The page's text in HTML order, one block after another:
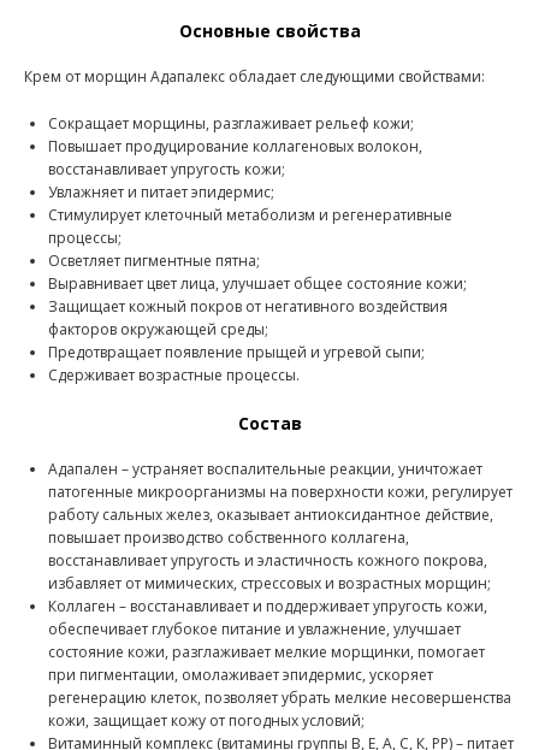
Основные свойства
Крем от морщин Адапалекс обладает следующими свойствами:
Сокращает морщины, разглаживает рельеф кожи;
Повышает продуцирование коллагеновых волокон,
восстанавливает упругость кожи;
Увлажняет и питает эпидермис;
Стимулирует клеточный метаболизм и регенеративные
процессы;
Осветляет пигментные пятна;
Выравнивает цвет лица, улучшает общее состояние кожи;
Защищает кожный покров от негативного воздействия
факторов окружающей среды;
Предотвращает появление прыщей и угревой сыпи;
Сдерживает возрастные процессы.
Состав
Адапален – устраняет воспалительные реакции, уничтожает
патогенные микроорганизмы на поверхности кожи, регулирует
работу сальных желез, оказывает антиоксидантное действие,
повышает производство собственного коллагена,
восстанавливает упругость и эластичность кожного покрова,
избавляет от мимических, стрессовых и возрастных морщин;
Коллаген – восстанавливает и поддерживает упругость кожи,
обеспечивает глубокое питание и увлажнение, улучшает
состояние кожи, разглаживает мелкие морщинки, помогает
при пигментации, омолаживает эпидермис, ускоряет
регенерацию клеток, позволяет убрать мелкие несовершенства
кожи, защищает кожу от погодных условий;
Витаминный комплекс (витамины группы В, Е, А, С, К, РР) – питает